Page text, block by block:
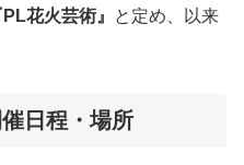
PL花火芸術』
と定め、以来
日程・場所